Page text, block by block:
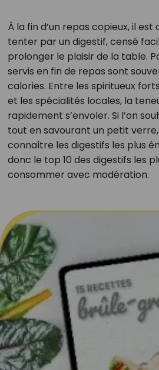
À la fin d’un repas copieux, il
tenter par un digestif, censé
prolonger le plaisir de la table.
servis en fin de repas sont
calories. Entre les spiritueux
et les spécialités locales, la
rapidement s’envoler. Si l’on
tout en savourant un petit
connaître les digestifs les plus
donc le top 10 des digestifs les
consommer avec modération.